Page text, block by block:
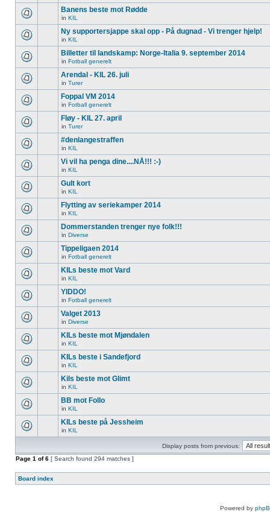
Banens beste mot Rødde
in KIL
Ny supportersjappe skal opp - På dugnad - Vi trenger hjelp!
in KIL
Billetter til landskamp: Norge-Italia 9. september 2014
in Fotball generelt
Arendal - KIL 26. juli
in Turer
Foppal VM 2014
in Fotball generelt
Fløy - KIL 27. april
in Turer
#denlangestraffen
in KIL
Vi vil ha penga dine....NÅ!!! :-)
in KIL
Gult kort
in KIL
Flytting av seriekamper 2014
in KIL
Dommerstanden trenger nye folk!!!
in Diverse
Tippeligaen 2014
in Fotball generelt
KILs beste mot Vard
in KIL
YIDDO!
in Fotball generelt
Valget 2013
in Diverse
KILs beste mot Mjøndalen
in KIL
KILs beste i Sandefjord
in KIL
Kils beste mot Glimt
in KIL
BB mot Follo
in KIL
KILs beste på Jessheim
in KIL
Display posts from previous:
Page 1 of6 [ Search found 294 matches ]
Board index
Powered by